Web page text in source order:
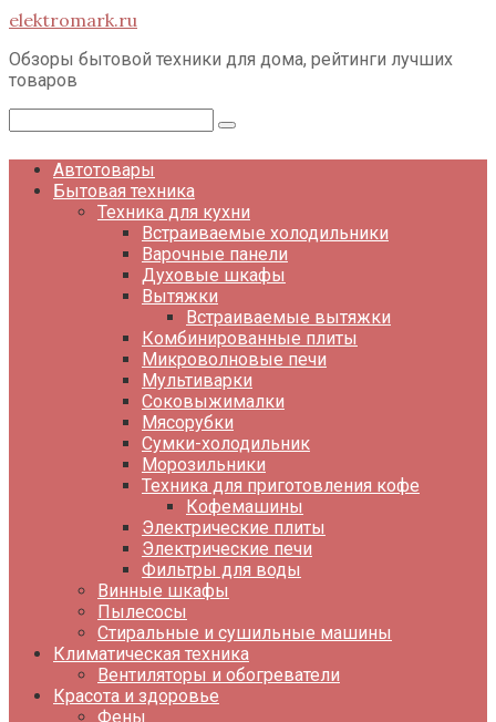
Перейти
контенту
elektromark.ru
Обзоры бытовой техники для дома, рейтинги лучших
товаров
Автотовары
Бытовая техника
Техника для кухни
Встраиваемые холодильники
Варочные панели
Духовые шкафы
Вытяжки
Встраиваемые вытяжки
Комбинированные плиты
Микроволновые печи
Мультиварки
Соковыжималки
Мясорубки
Сумки-холодильник
Морозильники
Техника для приготовления кофе
Кофемашины
Электрические плиты
Электрические печи
Фильтры для воды
Винные шкафы
Пылесосы
Стиральные и сушильные машины
Климатическая техника
Вентиляторы и обогреватели
Красота и здоровье
Фены